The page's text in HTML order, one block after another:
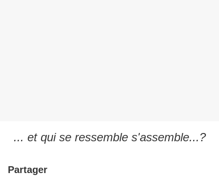
... et qui se ressemble s'assemble...?
Partager